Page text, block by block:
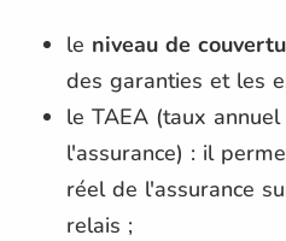
le niveau de
des garanties et les
le TAEA (taux
l'assurance) : il
réel de l'assurance
relais ;